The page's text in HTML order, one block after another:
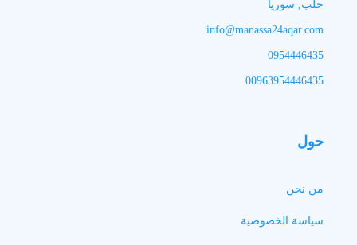
حلب, سوريا
info@manassa24aqar.com
0954446435
00963954446435
حول
من نحن
سياسة الخصوصية